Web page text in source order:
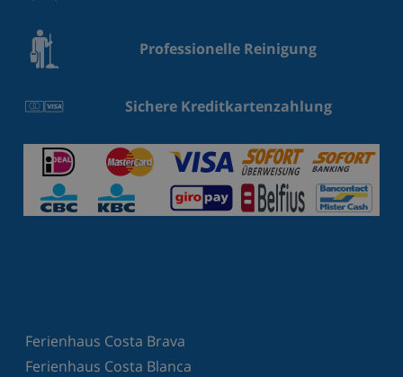
Professionelle Reinigung
Sichere Kreditkartenzahlung
Ferienhaus Costa Brava
Ferienhaus Costa Blanca